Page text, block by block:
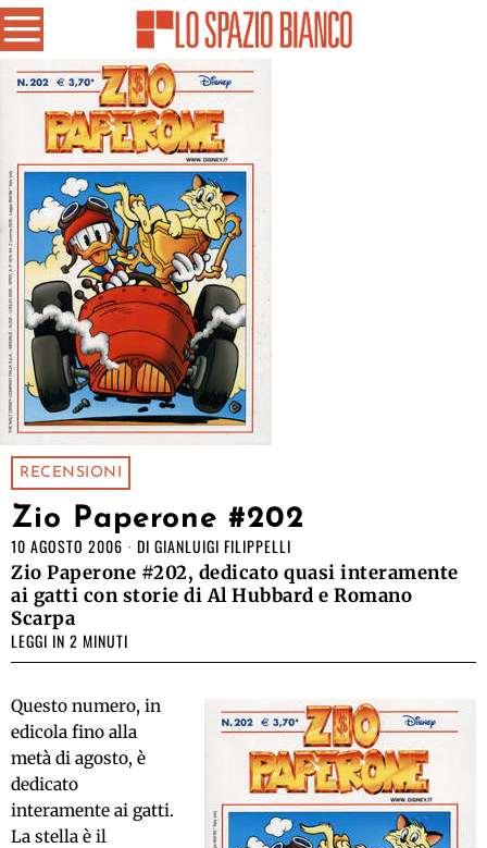
RECENSIONI
Zio Paperone #202
10 AGOSTO 2006 DI GIANLUIGI FILIPPELLI
Zio Paperone #202, dedicato quasi interamente
ai gatti con storie di Al Hubbard e Romano
Scarpa
LEGGI IN 2 MINUTI
Questo numero, in
edicola fino alla
metà di agosto, è
dedicato
interamente ai gatti.
La stella è il